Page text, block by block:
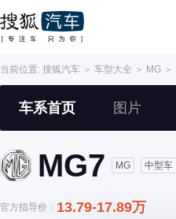
当前位置: 搜狐汽车 ＞ 车型大全 ＞ MG ＞
车系首页 图片
MG7 MG 中型车
官方指导价： 13.79-17.89万